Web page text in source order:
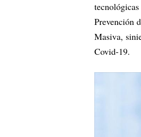
Prevención
Masiva,
Covid-19.